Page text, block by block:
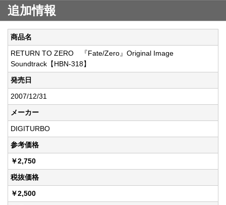
追加情報
商品名
RETURN TO ZERO 『Fate/Zero』Original Image
Soundtrack【HBN-318】
発売日
2007/12/31
メーカー
DIGITURBO
参考価格
￥2,750
税抜価格
￥2,500